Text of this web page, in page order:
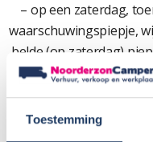
Toestemming
– op een zaterdag,
waarschuwingspiepje,
belde (op zaterdag)
een datakabel, de
omhoog, dus geen
werkplaats….. bleek